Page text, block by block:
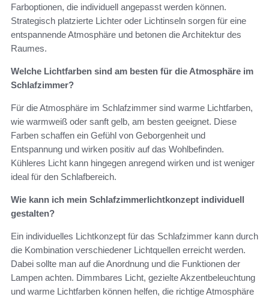
Farboptionen, die individuell angepasst werden können.
Strategisch platzierte Lichter oder Lichtinseln sorgen für eine
entspannende Atmosphäre und betonen die Architektur des
Raumes.
Welche Lichtfarben sind am besten für die Atmosphäre im
Schlafzimmer?
Für die Atmosphäre im Schlafzimmer sind warme Lichtfarben,
wie warmweiß oder sanft gelb, am besten geeignet. Diese
Farben schaffen ein Gefühl von Geborgenheit und
Entspannung und wirken positiv auf das Wohlbefinden.
Kühleres Licht kann hingegen anregend wirken und ist weniger
ideal für den Schlafbereich.
Wie kann ich mein Schlafzimmerlichtkonzept individuell
gestalten?
Ein individuelles Lichtkonzept für das Schlafzimmer kann durch
die Kombination verschiedener Lichtquellen erreicht werden.
Dabei sollte man auf die Anordnung und die Funktionen der
Lampen achten. Dimmbares Licht, gezielte Akzentbeleuchtung
und warme Lichtfarben können helfen, die richtige Atmosphäre